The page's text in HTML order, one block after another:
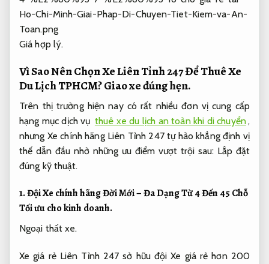
Giá hợp lý.
Vì Sao Nên Chọn Xe Liên Tỉnh 247 Để Thuê Xe
Du Lịch TPHCM?Giao xe đúng hẹn.
Trên thị trường hiện nay có rất nhiều đơn vị cung cấp
hạng mục dịch vụ thuê xe du lịch an toàn khi di chuyển,
nhưng Xe chính hãng Liên Tỉnh 247 tự hào khẳng định vị
thế dẫn đầu nhờ những ưu điểm vượt trội sau: Lắp đặt
đúng kỹ thuật.
1. Đội Xe chính hãng Đời Mới – Đa Dạng Từ 4 Đến 45 Chỗ
Tối ưu cho kinh doanh.
Ngoại thất xe.
Xe giá rẻ Liên Tỉnh 247 sở hữu đội Xe giá rẻ hơn 200